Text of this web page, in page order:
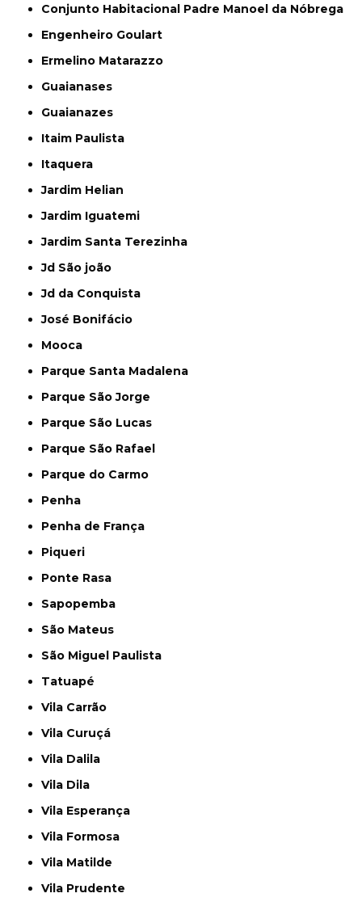
Conjunto Habitacional Padre Manoel da Nóbrega
Engenheiro Goulart
Ermelino Matarazzo
Guaianases
Guaianazes
Itaim Paulista
Itaquera
Jardim Helian
Jardim Iguatemi
Jardim Santa Terezinha
Jd São joão
Jd da Conquista
José Bonifácio
Mooca
Parque Santa Madalena
Parque São Jorge
Parque São Lucas
Parque São Rafael
Parque do Carmo
Penha
Penha de França
Piqueri
Ponte Rasa
Sapopemba
São Mateus
São Miguel Paulista
Tatuapé
Vila Carrão
Vila Curuçá
Vila Dalila
Vila Dila
Vila Esperança
Vila Formosa
Vila Matilde
Vila Prudente